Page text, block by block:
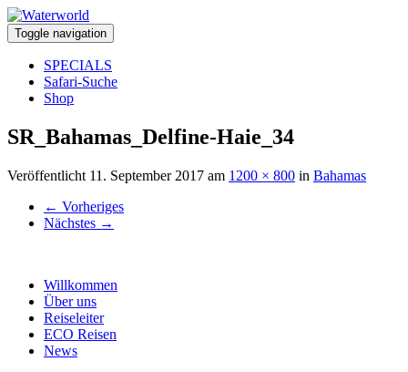
Toggle navigation
SPECIALS
Safari-Suche
Shop
SR_Bahamas_Delfine-Haie_34
Veröffentlicht 11. September 2017 am 1200 × 800 in Bahamas
← Vorheriges
Nächstes →
Willkommen
Über uns
Reiseleiter
ECO Reisen
News